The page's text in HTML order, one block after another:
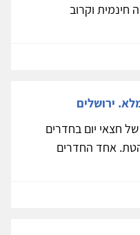
חינמית וקרוב
ירושלים
חצאי יום בחדרים
אחד החדרים